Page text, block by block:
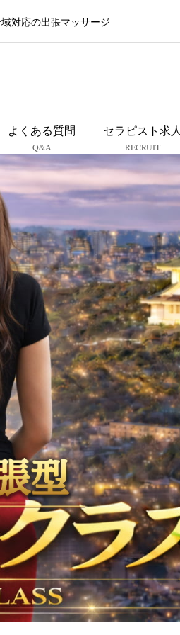
対応の出張マッサージ
よくある質問
Q&A
セラピスト求人
RECRUIT